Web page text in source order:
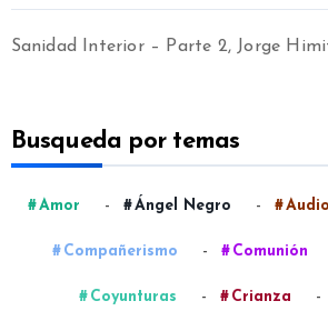
Sanidad Interior – Parte 2, Jorge
Busqueda por temas
Amor - Ángel Negro - Audio
Compañerismo - Comunión
Coyunturas - Crianza -